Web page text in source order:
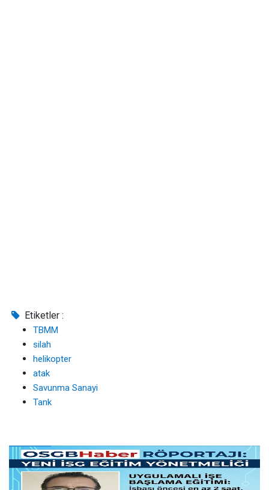
Etiketler :
TBMM
silah
helikopter
atak
Savunma Sanayi
Tank